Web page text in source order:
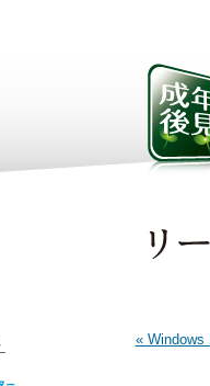
« Windows